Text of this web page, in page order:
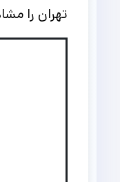
تهران را